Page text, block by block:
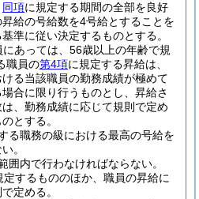
同項に規定する期間の全部を良好
給の号給数を4号給とすることを
準に従い決定するものとする。
あっては、56歳以上の年齢で規
職員の第4項に規定する昇給は、
る当該職員の勤務成績が極めて
合に限り行うものとし、昇給さ
、勤務成績に応じて規則で定め
とする。
る職務の級における最高の号給を
。
囲内で行わなければならない。
定するもののほか、職員の昇給に
定める。